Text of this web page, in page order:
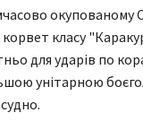
окупованому
класу
для ударів по
унітарною